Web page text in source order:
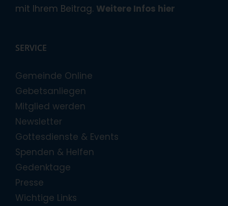
mit Ihrem Beitrag. Weitere Infos hier
SERVICE
Gemeinde Online
Gebetsanliegen
Mitglied werden
Newsletter
Gottesdienste & Events
Spenden & Helfen
Gedenktage
Presse
Wichtige Links